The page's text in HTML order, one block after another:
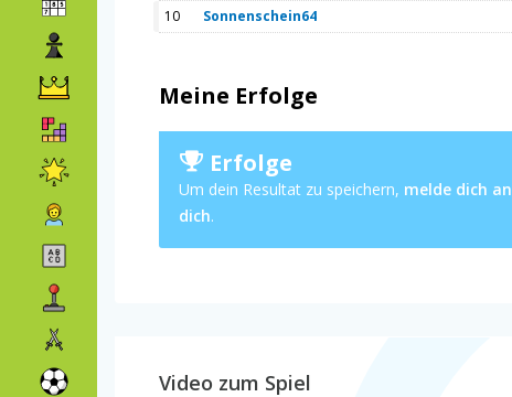
10
Sonnenschein64
Meine Erfolge
Erfolge
Um dein Resultat zu speichern, melde dich an
dich.
Video zum Spiel